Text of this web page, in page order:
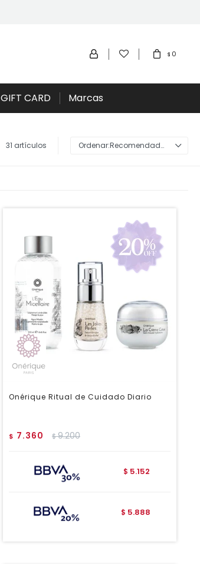
GIFT CARD Marcas
$ 0
31 artículos Recomendados
Onérique Ritual de Cuidado Diario
$ 7.360 $9.200
$ 5.152
$ 5.888